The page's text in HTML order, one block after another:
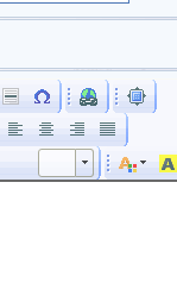
Kích cỡ phông